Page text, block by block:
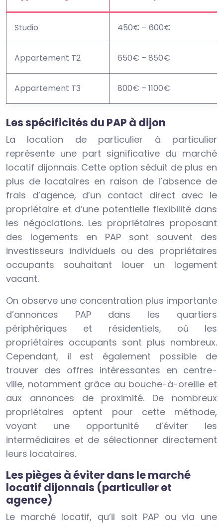
Studio 450€ – 600€
Appartement T2 650€ – 850€
Appartement T3 800€ – 1100€
Les spécificités du PAP à dijon
La location de particulier à particulier
représente une part significative du marché
locatif dijonnais. Cette option séduit de plus en
plus de locataires en raison de l’absence de
frais d’agence, d’un contact direct avec le
propriétaire et d’une potentielle flexibilité dans
les négociations. Les propriétaires proposant
des logements en PAP sont souvent des
investisseurs individuels ou des propriétaires
occupants souhaitant louer un logement
vacant.
On observe une concentration plus importante
d’annonces PAP dans les quartiers
périphériques et résidentiels, où les
propriétaires occupants sont plus nombreux.
Cependant, il est également possible de
trouver des offres intéressantes en centre-
ville, notamment grâce au bouche-à-oreille et
aux annonces de proximité. De nombreux
propriétaires optent pour cette méthode,
voyant une opportunité d’éviter les
intermédiaires et de sélectionner directement
leurs locataires.
Les pièges à éviter dans le marché
locatif dijonnais (particulier et
agence)
Le marché locatif, qu’il soit PAP ou via une